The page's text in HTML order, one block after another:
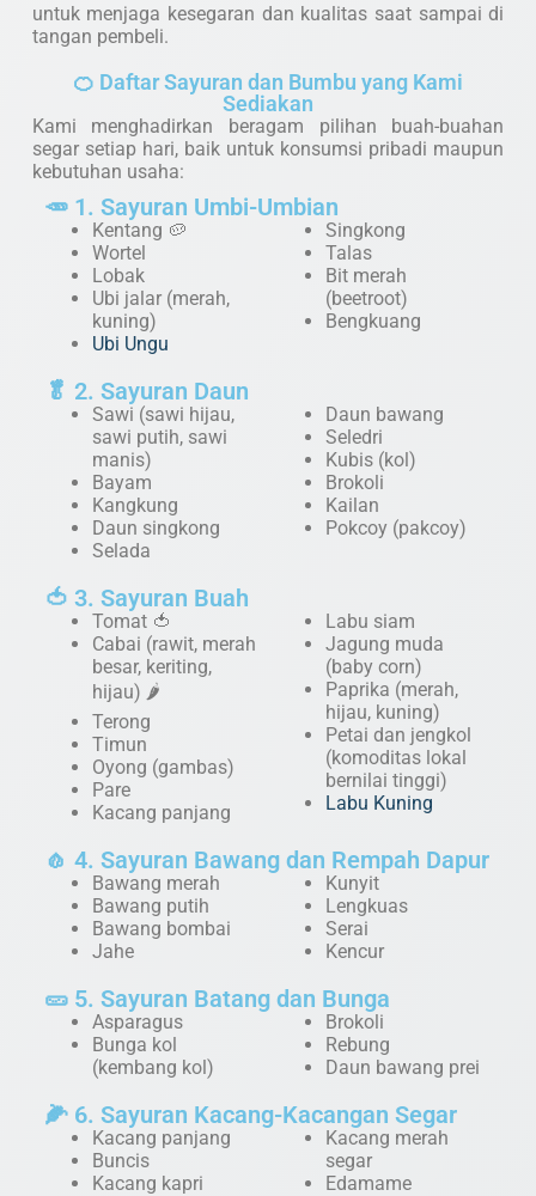
untuk menjaga kesegaran dan kualitas saat sampai di
tangan pembeli.
🍊 Daftar Sayuran dan Bumbu yang Kami
Sediakan
Kami menghadirkan beragam pilihan buah-buahan
segar setiap hari, baik untuk konsumsi pribadi maupun
kebutuhan usaha:
🥕 1. Sayuran Umbi-Umbian
Kentang 🥔
Wortel
Lobak
Ubi jalar (merah,
kuning)
Ubi Ungu
Singkong
Talas
Bit merah
(beetroot)
Bengkuang
🥬 2. Sayuran Daun
Sawi (sawi hijau,
sawi putih, sawi
manis)
Bayam
Kangkung
Daun singkong
Selada
Daun bawang
Seledri
Kubis (kol)
Brokoli
Kailan
Pokcoy (pakcoy)
🍅 3. Sayuran Buah
Tomat 🍅
Cabai (rawit, merah
besar, keriting,
hijau) 🌶️
Terong
Timun
Oyong (gambas)
Pare
Kacang panjang
Labu siam
Jagung muda
(baby corn)
Paprika (merah,
hijau, kuning)
Petai dan jengkol
(komoditas lokal
bernilai tinggi)
Labu Kuning
🧄 4. Sayuran Bawang dan Rempah Dapur
Bawang merah
Bawang putih
Bawang bombai
Jahe
Kunyit
Lengkuas
Serai
Kencur
🥒 5. Sayuran Batang dan Bunga
Asparagus
Bunga kol
(kembang kol)
Brokoli
Rebung
Daun bawang prei
🌽 6. Sayuran Kacang-Kacangan Segar
Kacang panjang
Buncis
Kacang kapri
Kacang merah
segar
Edamame